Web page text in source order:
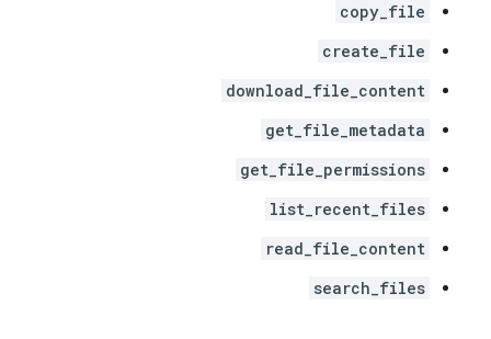
copy_file
create_file
download_file_content
get_file_metadata
get_file_permissions
list_recent_files
read_file_content
search_files